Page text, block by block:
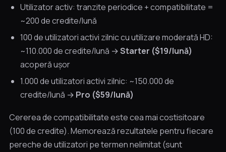
Utilizator activ: tranzite periodice + compatibilitate =
~200 de credite/lună
100 de utilizatori activi zilnic cu utilizare moderată HD:
~110.000 de credite/lună →Starter ($19/lună)
acoperă ușor
1.000 de utilizatori activi zilnic: ~150.000 de
credite/lună → Pro ($59/lună)
Cererea de compatibilitate este cea mai costisitoare
(100 de credite). Memorează rezultatele pentru fiecare
pereche de utilizatori pe termen nelimitat (sunt